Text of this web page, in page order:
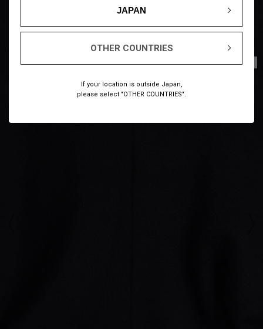
JAPAN
OTHER COUNTRIES
If your location is outside Japan,
please select "OTHER COUNTRIES".
1